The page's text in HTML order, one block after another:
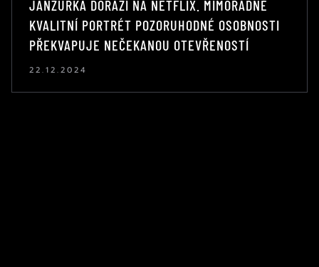
JANŽURKA DORAZÍ NA NETFLIX. MIMOŘÁDNĚ
KVALITNÍ PORTRÉT POZORUHODNÉ OSOBNOSTI
PŘEKVAPUJE NEČEKANOU OTEVŘENOSTÍ
22.12.2024